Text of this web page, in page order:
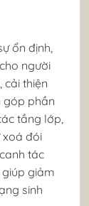
ổn định,
người
cải thiện
góp phần
tầng lớp,
xoá đói
tác
giảm
sinh